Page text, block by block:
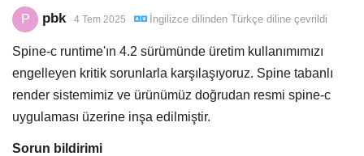
SSS
Şimdi Deneyin
Satın Al
P pbk 4 Tem 2025 İngilizce dilinden Türkçe diline çevrildi
Spine-c runtime'ın 4.2 sürümünde üretim kullanımımızı
engelleyen kritik sorunlarla karşılaşıyoruz. Spine tabanlı
render sistemimiz ve ürünümüz doğrudan resmi spine-c
uygulaması üzerine inşa edilmiştir.
Sorun bildirimi